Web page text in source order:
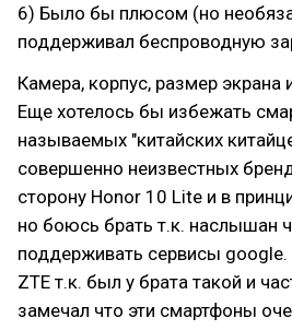
6) Было бы плюсом (но
поддерживал беспроводную
Камера, корпус, размер экрана
Еще хотелось бы избежать
называемых "китайских
совершенно неизвестных
сторону Honor 10 Lite и в
но боюсь брать т.к. наслышан
поддерживать сервисы
ZTE т.к. был у брата такой и
замечал что эти смартфоны